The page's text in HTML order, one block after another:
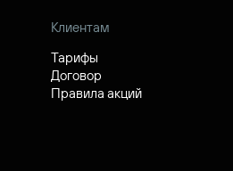
Клиентам
Тарифы
Договор
Правила акций